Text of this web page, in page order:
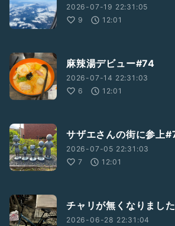
2026-07-19 22:31:05
9
12:01
麻辣湯デビュー#74
2026-07-14 22:31:03
6
12:01
サザエさんの街に参上
2026-07-05 22:31:03
7
12:01
チャリが無くなりまし
2026-06-28 22:31:04